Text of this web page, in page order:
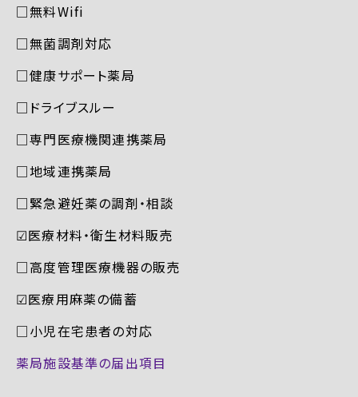
□無料Wifi
□無菌調剤対応
□健康サポート薬局
□ドライブスルー
□専門医療機関連携薬局
□地域連携薬局
□緊急避妊薬の調剤・相談
☑︎医療材料・衛生材料販売
□高度管理医療機器の販売
☑︎医療用麻薬の備蓄
□小児在宅患者の対応
薬局施設基準の届出項目